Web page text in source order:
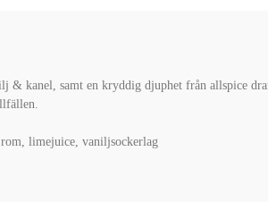
kanel, samt en kryddig djuphet från allspice
limejuice, vaniljsockerlag